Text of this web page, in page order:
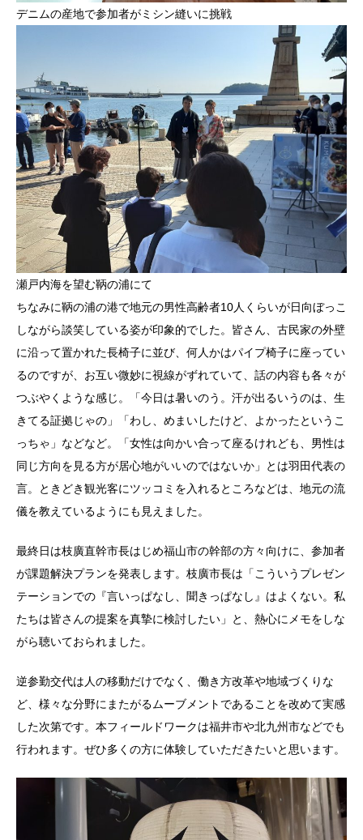
デニムの産地で参加者がミシン縫いに挑戦
瀬戸内海を望む鞆の浦にて
ちなみに鞆の浦の港で地元の男性高齢者10人くらいが日向ぼっこ
しながら談笑している姿が印象的でした。皆さん、古民家の外壁
に沿って置かれた長椅子に並び、何人かはパイプ椅子に座ってい
るのですが、お互い微妙に視線がずれていて、話の内容も各々が
つぶやくような感じ。「今日は暑いのう。汗が出るいうのは、生
きてる証拠じゃの」「わし、めまいしたけど、よかったというこ
っちゃ」などなど。「女性は向かい合って座るけれども、男性は
同じ方向を見る方が居心地がいいのではないか」とは羽田代表の
言。ときどき観光客にツッコミを入れるところなどは、地元の流
儀を教えているようにも見えました。
最終日は枝廣直幹市長はじめ福山市の幹部の方々向けに、参加者
が課題解決プランを発表します。枝廣市長は「こういうプレゼン
テーションでの『言いっぱなし、聞きっぱなし』はよくない。私
たちは皆さんの提案を真摯に検討したい」と、熱心にメモをしな
がら聴いておられました。
逆参勤交代は人の移動だけでなく、働き方改革や地域づくりな
ど、様々な分野にまたがるムーブメントであることを改めて実感
した次第です。本フィールドワークは福井市や北九州市などでも
行われます。ぜひ多くの方に体験していただきたいと思います。